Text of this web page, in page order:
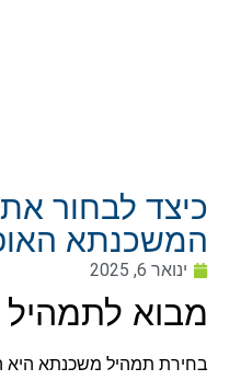
כיצד לבחור
המשכנתא
ינואר 6, 2025
מבוא
בחירת תמהיל משכנתא היא